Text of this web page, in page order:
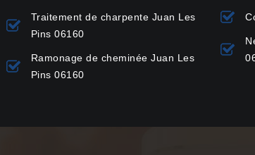
Traitement de charpente Juan Les
Pins 06160
Ramonage de cheminée Juan Les
Pins 06160